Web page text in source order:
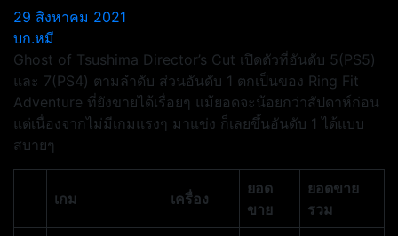
29 สิงหาคม 2021
บก.หมี
Ghost of Tsushima Director’s Cut เปิดตัวที่อันดับ 5(PS5)
และ 7(PS4) ตามลำดับ ส่วนอันดับ 1 ตกเป็นของ Ring Fit
Adventure ที่ยังขายได้เรื่อยๆ แม้ยอดจะน้อยกว่าสัปดาห์ก่อน
แต่เนื่องจากไม่มีเกมแรงๆ มาแข่ง ก็เลยขึ้นอันดับ 1 ได้แบบ
สบายๆ
เกม เครื่อง
ยอด
ขาย
ยอดขาย
รวม